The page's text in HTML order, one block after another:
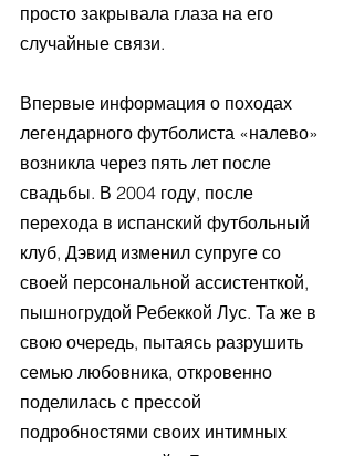
просто закрывала глаза на его
случайные связи.
Впервые информация о походах
легендарного футболиста «налево»
возникла через пять лет после
свадьбы. В 2004 году, после
перехода в испанский футбольный
клуб, Дэвид изменил супруге со
своей персональной ассистенткой,
пышногрудой Ребеккой Лус. Та же в
свою очередь, пытаясь разрушить
семью любовника, откровенно
поделилась с прессой
подробностями своих интимных